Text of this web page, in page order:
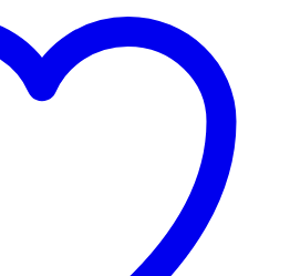
unterwegs
Hasbro
G3109